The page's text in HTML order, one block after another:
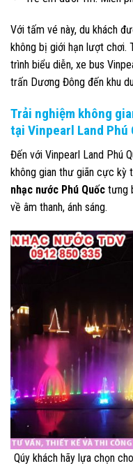
Với tấm vé này, du khách
không bị giới hạn lượt chơi.
trình biểu diễn, xe bus
trấn Dương Đông đến khu
Trải nghiệm không
tại Vinpearl Land Phú
Đến với Vinpearl Land Phú
không gian thư giãn cực kỳ
nhạc nước Phú Quốc tưng
về âm thanh, ánh sáng.
Qúy khách hãy lựa chọn